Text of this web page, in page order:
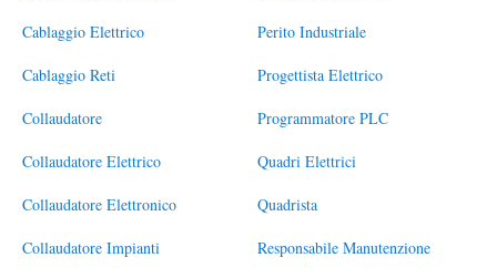
Cablaggio Elettrico
Cablaggio Reti
Collaudatore
Collaudatore Elettrico
Collaudatore Elettronico
Collaudatore Impianti
Perito Industriale
Progettista Elettrico
Programmatore PLC
Quadri Elettrici
Quadrista
Responsabile Manutenzione